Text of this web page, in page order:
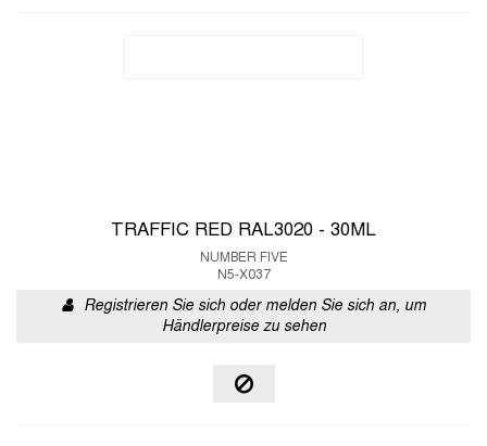
TRAFFIC RED RAL3020 - 30ML
NUMBER FIVE
N5-X037
Registrieren Sie sich oder melden Sie sich an, um
Händlerpreise zu sehen